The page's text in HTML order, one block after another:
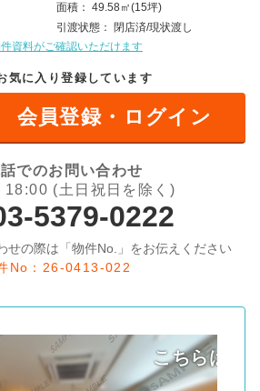
面積
49.58㎡(15坪)
引渡状態
閉店済/現状渡し
資料がご確認いただけます
気に入り登録しています
会員登録・ログイン
でのお問い合わせ
18:00 (土日祝日を除く)
5379-0222
せの際は「物件No.」をお伝えください
No：26-0413-022